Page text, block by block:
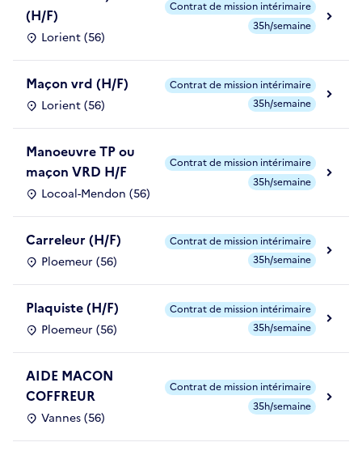
(H/F)
Lorient (56)
Contrat de mission intérimaire
35h/semaine
Maçon vrd (H/F)
Lorient (56)
Contrat de mission intérimaire
35h/semaine
Manoeuvre TP ou
maçon VRD H/F
Locoal-Mendon (56)
Contrat de mission intérimaire
35h/semaine
Carreleur (H/F)
Ploemeur (56)
Contrat de mission intérimaire
35h/semaine
Plaquiste (H/F)
Ploemeur (56)
Contrat de mission intérimaire
35h/semaine
AIDE MACON
COFFREUR
Vannes (56)
Contrat de mission intérimaire
35h/semaine